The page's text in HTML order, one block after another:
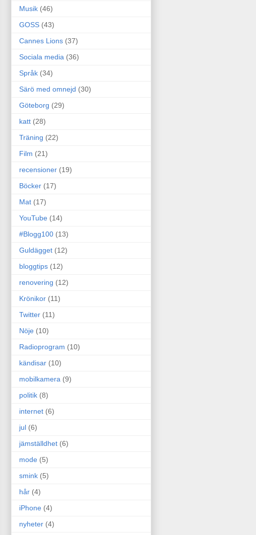
Musik (46)
GOSS (43)
Cannes Lions (37)
Sociala media (36)
Språk (34)
Särö med omnejd (30)
Göteborg (29)
katt (28)
Träning (22)
Film (21)
recensioner (19)
Böcker (17)
Mat (17)
YouTube (14)
#Blogg100 (13)
Guldägget (12)
bloggtips (12)
renovering (12)
Krönikor (11)
Twitter (11)
Nöje (10)
Radioprogram (10)
kändisar (10)
mobilkamera (9)
politik (8)
internet (6)
jul (6)
jämställdhet (6)
mode (5)
smink (5)
hår (4)
iPhone (4)
nyheter (4)